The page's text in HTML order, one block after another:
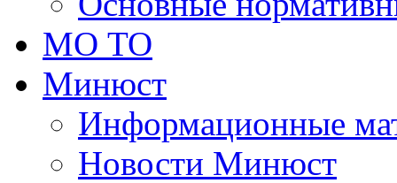
МО ТО
Минюст
Информационные
Новости Минюст